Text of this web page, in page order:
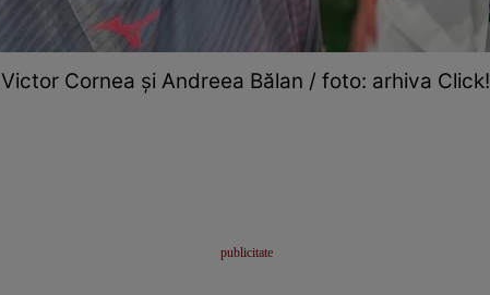
Victor Cornea și Andreea Bălan / foto: arhiva Click!